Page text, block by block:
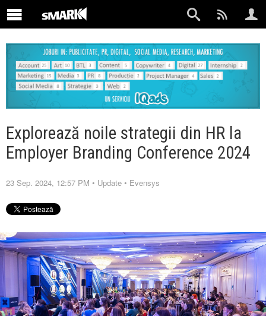
Explorează noile strategii din HR la
Employer Branding Conference 2024
23 Sep. 2024, 12:57 PM • Update • Evensys